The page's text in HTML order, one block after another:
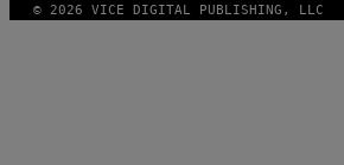
© 2026 VICE DIGITAL PUBLISHING, LLC